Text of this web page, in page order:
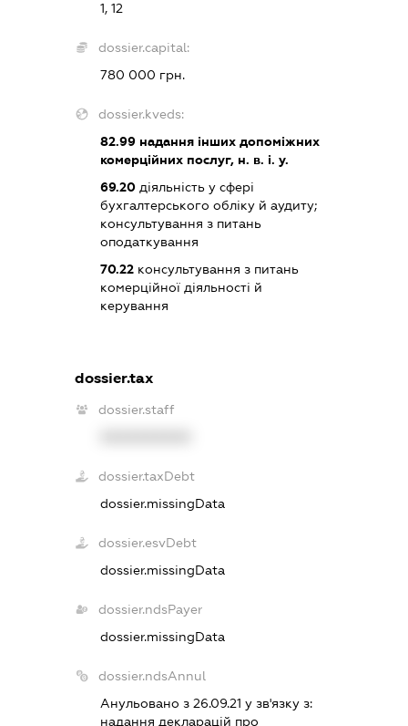
1, 12
dossier.capital:
780 000 грн.
dossier.kveds:
82.99 надання інших допоміжних
комерційних послуг, н. в. і. у.
69.20 діяльність у сфері
бухгалтерського обліку й аудиту;
консультування з питань
оподаткування
70.22 консультування з питань
комерційної діяльності й
керування
dossier.tax
dossier.staff
dossier.taxDebt
dossier.missingData
dossier.esvDebt
dossier.missingData
dossier.ndsPayer
dossier.missingData
dossier.ndsAnnul
Анульовано з 26.09.21 у зв'язку з:
надання декларацiй про